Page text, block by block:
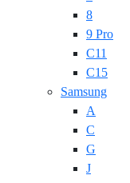
8
9 Pro
C11
C15
Samsung
A
C
G
J